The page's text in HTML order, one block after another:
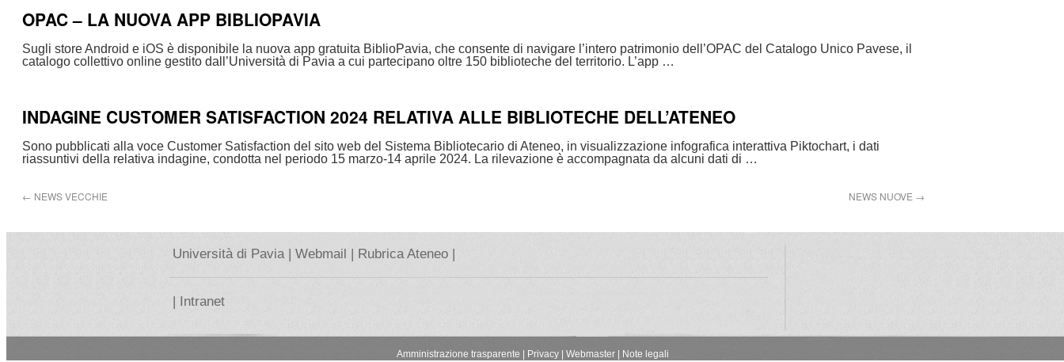
OPAC – LA NUOVA APP BIBLIOPAVIA
Sugli store Android e iOS è disponibile la nuova app gratuita BiblioPavia, che consente di navigare l’intero patrimonio dell’OPAC del Catalogo Unico Pavese, il
catalogo collettivo online gestito dall’Università di Pavia a cui partecipano oltre 150 biblioteche del territorio. L’app …
INDAGINE CUSTOMER SATISFACTION 2024 RELATIVA ALLE BIBLIOTECHE DELL’ATENEO
Sono pubblicati alla voce Customer Satisfaction del sito web del Sistema Bibliotecario di Ateneo, in visualizzazione infografica interattiva Piktochart, i dati
riassuntivi della relativa indagine, condotta nel periodo 15 marzo-14 aprile 2024. La rilevazione è accompagnata da alcuni dati di …
← NEWS VECCHIE NEWS NUOVE →
Università di Pavia | Webmail | Rubrica Ateneo |
| Intranet
Amministrazione trasparente Privacy | Webmaster | Note legali